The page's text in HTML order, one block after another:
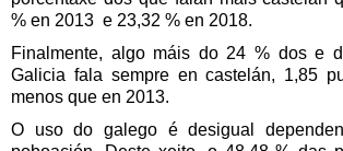
% en 2013 e 23,32 % en 2018.
Finalmente, algo máis do 24 % dos e
Galicia fala sempre en castelán, 1,85
menos que en 2013.
O uso do galego é desigual